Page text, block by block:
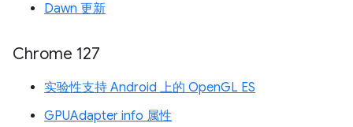
Dawn 更新
Chrome 127
实验性支持 Android 上的 OpenGL ES
GPUAdapter info 属性